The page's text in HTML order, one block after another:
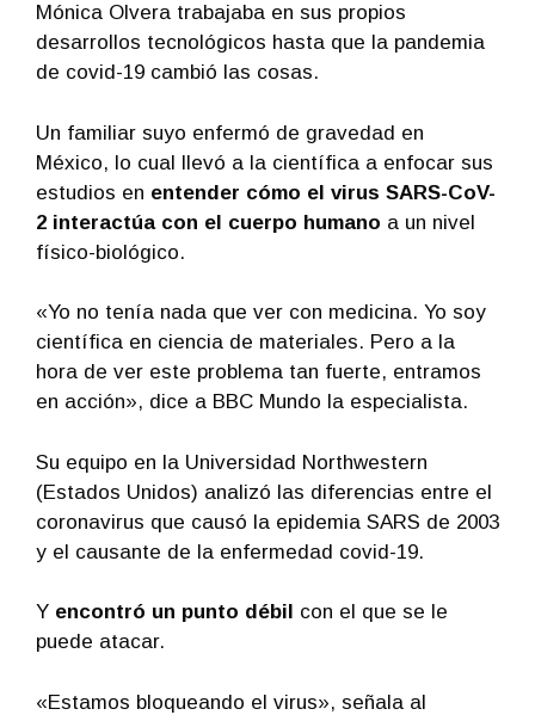
Mónica Olvera trabajaba en sus propios
desarrollos tecnológicos hasta que la pandemia
de covid-19 cambió las cosas.
Un familiar suyo enfermó de gravedad en
México, lo cual llevó a la científica a enfocar sus
estudios en entender cómo el virus SARS-CoV-
2 interactúa con el cuerpo humano a un nivel
físico-biológico.
«Yo no tenía nada que ver con medicina. Yo soy
científica en ciencia de materiales. Pero a la
hora de ver este problema tan fuerte, entramos
en acción», dice a BBC Mundo la especialista.
Su equipo en la Universidad Northwestern
(Estados Unidos) analizó las diferencias entre el
coronavirus que causó la epidemia SARS de 2003
y el causante de la enfermedad covid-19.
Y encontró un punto débil
con el que se le
puede atacar.
«Estamos bloqueando el virus», señala al